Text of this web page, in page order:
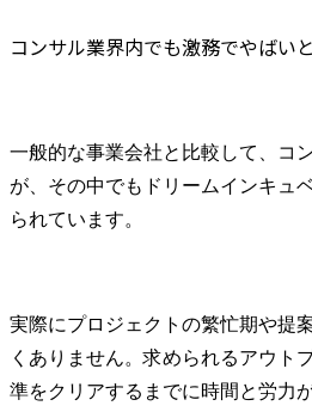
コンサル業界内でも激務でやばい
一般的な事業会社と比較して、コ
が、その中でもドリームインキュ
られています。
実際にプロジェクトの繁忙期や提
くありません。求められるアウト
準をクリアするまでに時間と労力